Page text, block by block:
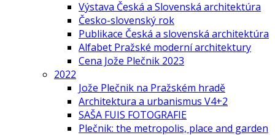
Výstava Česká a Slovenská architektúra
Česko-slovenský rok
Publikace Česká a slovenská architektúra
Alfabet Pražské moderní architektury
Cena Jože Plečnik 2023
2022
Jože Plečnik na Pražském hradě
Architektura a urbanismus V4+2
SAŠA FUIS FOTOGRAFIE
Plečnik: the metropolis, place and garden